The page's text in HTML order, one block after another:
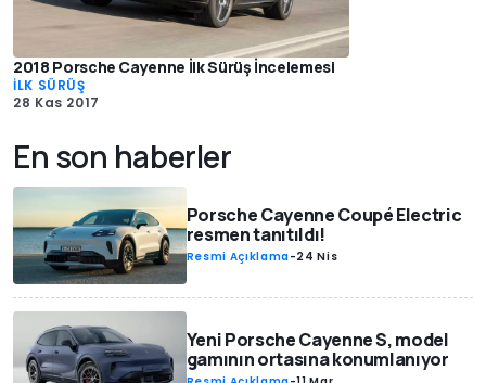
2018 Porsche Cayenne İlk Sürüş İncelemesi
İLK SÜRÜŞ
28 Kas 2017
En son haberler
Porsche Cayenne Coupé Electric
resmen tanıtıldı!
Resmi Açıklama-24 Nis
Yeni Porsche Cayenne S, model
gamının ortasına konumlanıyor